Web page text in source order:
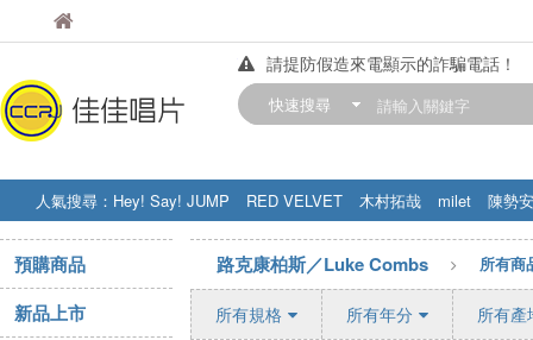
佳佳唱片
請提防假造來電顯示的詐騙電話！
【中華門市營業時間調整公告】
快速搜尋
人氣搜尋： Hey! Say! JUMP RED VELVET 木村拓哉 milet
陳勢安
STRAY KIDS
盧廣仲 周杰伦
預購商品
新品上市
路克康柏斯／Luke Combs 所有商
所有規格 所有年分 所有產